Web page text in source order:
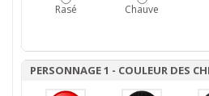
Rasé Chauve
PERSONNAGE 1 - COULEUR DES